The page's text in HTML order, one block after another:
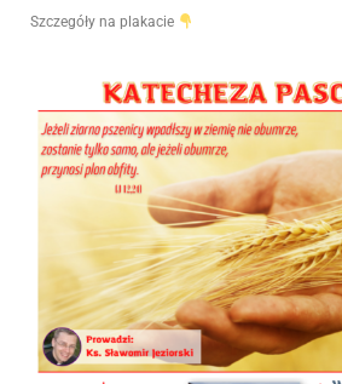
Szczegóły na plakacie